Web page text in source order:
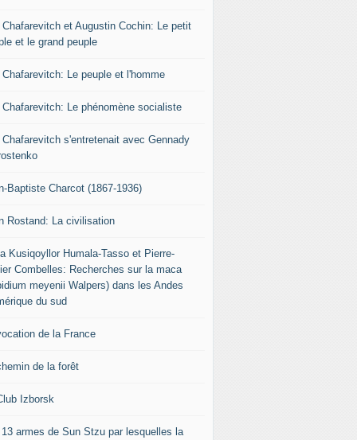
Chafarevitch et Augustin Cochin: Le petit
et le grand peuple
Chafarevitch: Le peuple et l'homme
Chafarevitch: Le phénomène socialiste
Chafarevitch s'entretenait avec Gennady
Baptiste Charcot (1867-1936)
Rostand: La civilisation
Kusiqoyllor Humala-Tasso et Pierre-
Combelles: Recherches sur la maca
meyenii Walpers) dans les Andes
du sud
de la France
de la forêt
Izborsk
13 armes de Sun Stzu par lesquelles la